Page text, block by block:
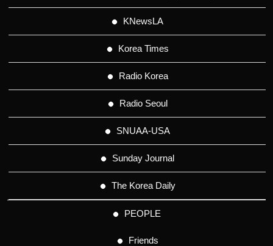
KNewsLA
Korea Times
Radio Korea
Radio Seoul
SNUAA-USA
Sunday Journal
The Korea Daily
PEOPLE
Friends